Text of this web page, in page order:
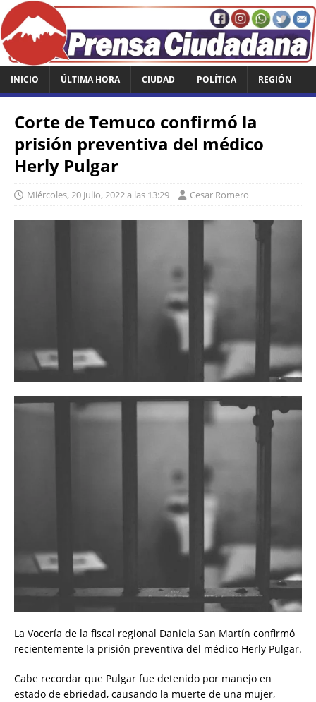
INICIO ÚLTIMA HORA CIUDAD POLÍTICA REGIÓN
Corte de Temuco confirmó la
prisión preventiva del médico
Herly Pulgar
Miércoles, 20 Julio, 2022 a las 13:29 Cesar Romero
La Vocería de la fiscal regional Daniela San Martín confirmó
recientemente la prisión preventiva del médico Herly Pulgar.
Cabe recordar que Pulgar fue detenido por manejo en
estado de ebriedad, causando la muerte de una mujer,